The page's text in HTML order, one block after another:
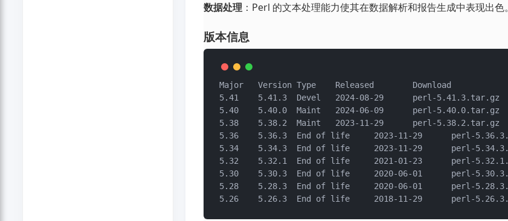
数据处理 ：Perl 的文本处理能力使其在数据解析和报告生成中表现出色。
版本信息
Major	Version	Type	Released	Download
5.41	5.41.3	Devel	2024-08-29	perl-5.41.3.tar.gz
5.40	5.40.0	Maint	2024-06-09	perl-5.40.0.tar.gz
5.38	5.38.2	Maint	2023-11-29	perl-5.38.2.tar.gz
5.36	5.36.3	End of life	2023-11-29	perl-5.36.3.tar.gz
5.34	5.34.3	End of life	2023-11-29	perl-5.34.3.tar.gz
5.32	5.32.1	End of life	2021-01-23	perl-5.32.1.tar.gz
5.30	5.30.3	End of life	2020-06-01	perl-5.30.3.tar.gz
5.28	5.28.3	End of life	2020-06-01	perl-5.28.3.tar.gz